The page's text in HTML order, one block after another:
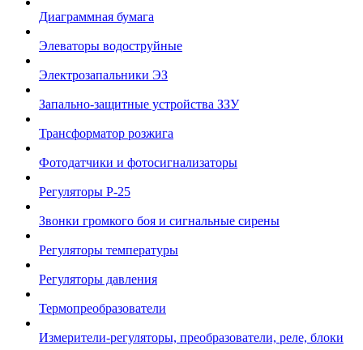
Диаграммная бумага
Элеваторы водоструйные
Электрозапальники ЭЗ
Запально-защитные устройства ЗЗУ
Трансформатор розжига
Фотодатчики и фотосигнализаторы
Регуляторы Р-25
Звонки громкого боя и сигнальные сирены
Регуляторы температуры
Регуляторы давления
Термопреобразователи
Измерители-регуляторы, преобразователи, реле, блоки